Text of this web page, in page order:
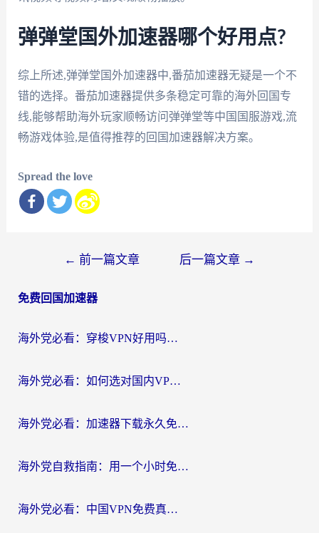
弹弹堂国外加速器哪个好用点?
综上所述,弹弹堂国外加速器中,番茄加速器无疑是一个不
错的选择。番茄加速器提供多条稳定可靠的海外回国专
线,能够帮助海外玩家顺畅访问弹弹堂等中国国服游戏,流
畅游戏体验,是值得推荐的回国加速器解决方案。
Spread the love
导
← 前一篇文章 后一篇文章 →
免费回国加速器
海外党必看：穿梭VPN好用吗？和云帆VPN对比哪个回国效果更好？附真实测评+避坑指南
海外党必看：如何选对国内VPN，实现无缝访问国内资源？
海外党必看：加速器下载永久免费版真的存在吗？教你无缝访问国内资源的正确姿势
海外党自救指南：用一个小时免费加速器，轻松打破国内资源访问壁垒？
海外党必看：中国VPN免费真的靠谱吗？手把手教你选对回国加速器